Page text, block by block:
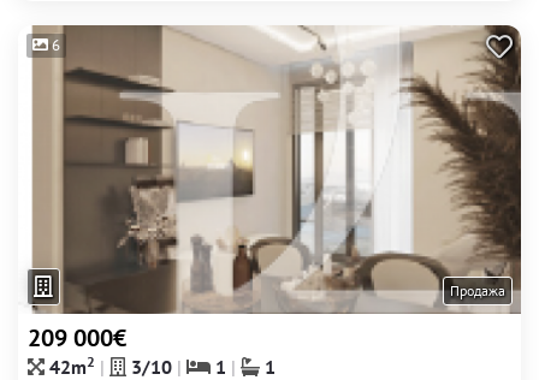
6
Продажа
209 000€
42m2 3/10 1
1